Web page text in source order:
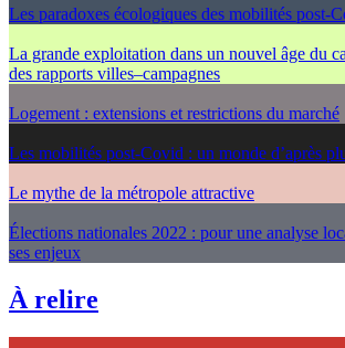
Les paradoxes écologiques des mobilités post-
La grande exploitation dans un nouvel âge du
des rapports villes–campagnes
Logement : extensions et restrictions du marché
Les mobilités post-Covid : un monde d’après
Le mythe de la métropole attractive
Élections nationales 2022 : pour une analyse
ses enjeux
À relire